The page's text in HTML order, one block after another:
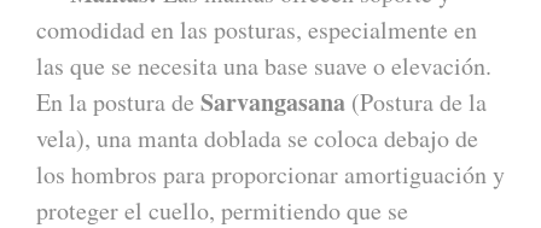
comodidad en las posturas, especialmente en
las que se necesita una base suave o elevación.
En la postura de Sarvangasana (Postura de la
vela), una manta doblada se coloca debajo de
los hombros para proporcionar amortiguación y
proteger el cuello, permitiendo que se